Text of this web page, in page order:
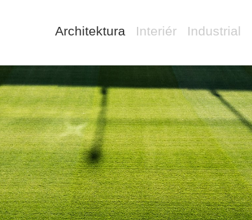
Architektura Interiér Industrial